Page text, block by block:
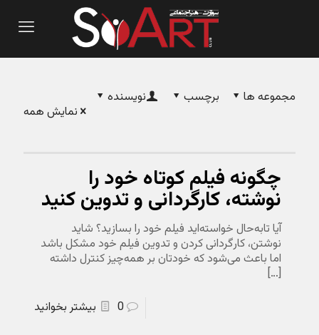
مجموعه ‌ها برچسب‌
نویسنده
نمایش همه
چگونه فیلم کوتاه خود را
نوشته، کارگردانی و تدوین کنید
آیا تابه‌حال خواسته‌اید فیلم خود را بسازید؟ شاید
نوشتن، کارگردانی کردن و تدوین فیلم خود مشکل باشد
اما باعث می‌شود که خودتان بر همه‌چیز کنترل داشته
[…]
0
بیشتر بخوانید